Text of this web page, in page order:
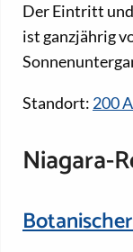
Der Eintritt und
ist ganzjährig
Standort: 200
Niagara-